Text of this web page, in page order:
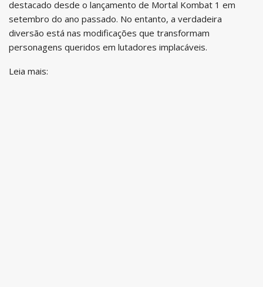
destacado desde o lançamento de Mortal Kombat 1 em
setembro do ano passado. No entanto, a verdadeira
diversão está nas modificações que transformam
personagens queridos em lutadores implacáveis.
Leia mais: